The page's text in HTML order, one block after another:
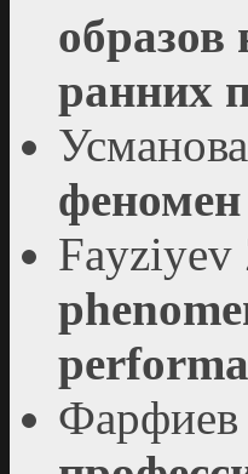
образов
ранних
феномен
Фарфиев